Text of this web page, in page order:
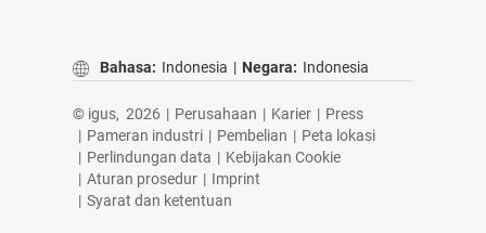
Bahasa: Indonesia | Negara: Indonesia
© igus, 2026 | Perusahaan | Karier | Press
| Pameran industri | Pembelian | Peta lokasi
| Perlindungan data | Kebijakan Cookie
| Aturan prosedur | Imprint
| Syarat dan ketentuan